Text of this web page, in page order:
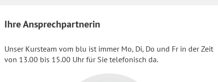
Ihre Ansprechpartnerin
Unser Kursteam vom blu ist immer Mo, Di, Do und Fr in der Zeit
von 13.00 bis 15.00 Uhr für Sie telefonisch da.